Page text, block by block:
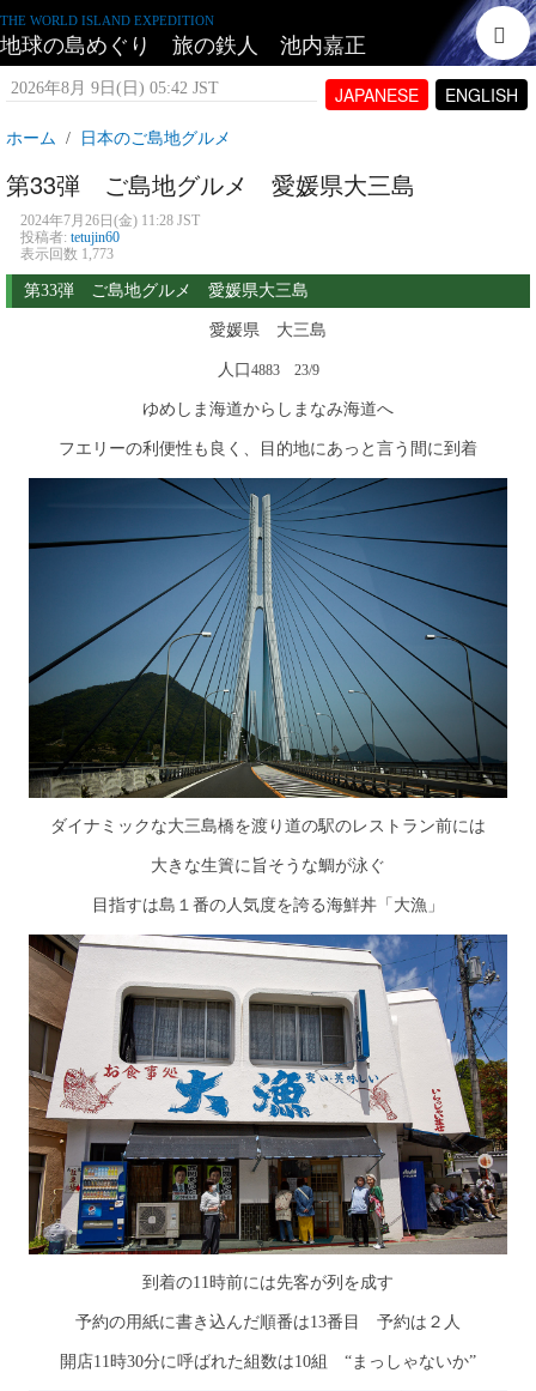
THE WORLD ISLAND EXPEDITION
地球の島めぐり 旅の鉄人 池内嘉正
JAPANESE ENGLISH
2026年8月 9日(日) 05:42 JST
ホーム 日本のご島地グルメ
第33弾 ご島地グルメ 愛媛県大三島
2024年7月26日(金) 11:28 JST
投稿者: tetujin60
表示回数 1,773
第33弾 ご島地グルメ 愛媛県大三島
愛媛県 大三島
人口 488323/9
ゆめしま海道からしまなみ海道へ
フエリーの利便性も良く、目的地にあっと言う間に到着
ダイナミックな大三島橋を渡り道の駅のレストラン前には
大きな生簀に旨そうな鯛が泳ぐ
目指すは島１番の人気度を誇る海鮮丼「大漁」
到着の11時前には先客が列を成す
予約の用紙に書き込んだ順番は13番目 予約は２人
開店11時30分に呼ばれた組数は10組 “まっしゃないか”